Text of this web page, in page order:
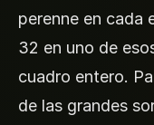
perenne en cada
32 en uno de
cuadro entero.
de las grandes